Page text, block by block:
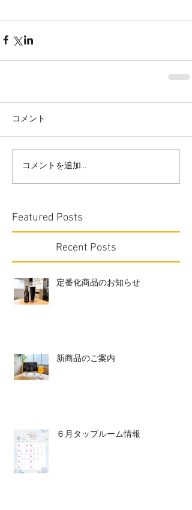
コメント
コメントを追加…
Featured Posts
Recent Posts
定番化商品のお知らせ
新商品のご案内
６月タップルーム情報